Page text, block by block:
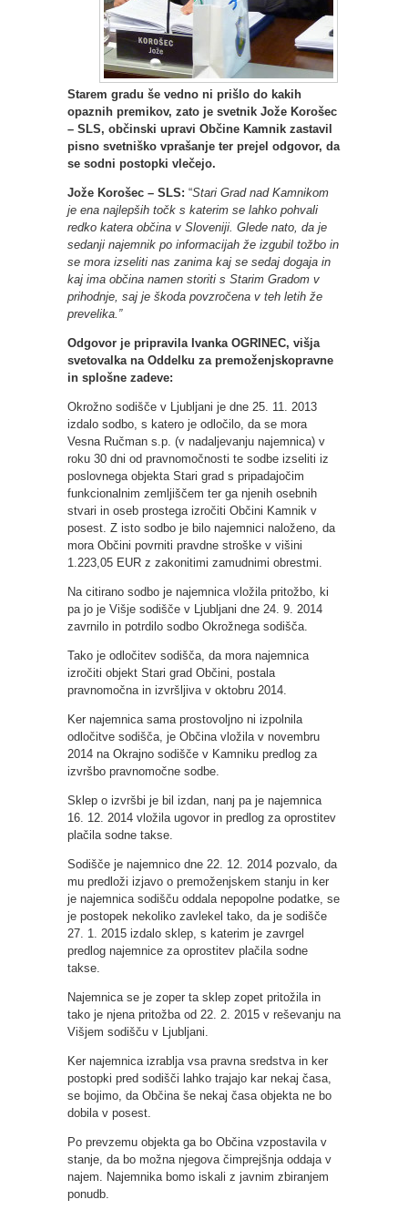
Starem gradu še vedno ni prišlo do kakih
opaznih premikov, zato je svetnik Jože Korošec
– SLS, občinski upravi Občine Kamnik zastavil
pisno svetniško vprašanje ter prejel odgovor, da
se sodni postopki vlečejo.
Jože Korošec – SLS: “Stari Grad nad Kamnikom
je ena najlepših točk s katerim se lahko pohvali
redko katera občina v Sloveniji. Glede nato, da je
sedanji najemnik po informacijah že izgubil tožbo in
se mora izseliti nas zanima kaj se sedaj dogaja in
kaj ima občina namen storiti s Starim Gradom v
prihodnje, saj je škoda povzročena v teh letih že
prevelika.”
Odgovor je pripravila Ivanka OGRINEC, višja
svetovalka na Oddelku za premoženjskopravne
in splošne zadeve:
Okrožno sodišče v Ljubljani je dne 25. 11. 2013
izdalo sodbo, s katero je odločilo, da se mora
Vesna Ručman s.p. (v nadaljevanju najemnica) v
roku 30 dni od pravnomočnosti te sodbe izseliti iz
poslovnega objekta Stari grad s pripadajočim
funkcionalnim zemljiščem ter ga njenih osebnih
stvari in oseb prostega izročiti Občini Kamnik v
posest. Z isto sodbo je bilo najemnici naloženo, da
mora Občini povrniti pravdne stroške v višini
1.223,05 EUR z zakonitimi zamudnimi obrestmi.
Na citirano sodbo je najemnica vložila pritožbo, ki
pa jo je Višje sodišče v Ljubljani dne 24. 9. 2014
zavrnilo in potrdilo sodbo Okrožnega sodišča.
Tako je odločitev sodišča, da mora najemnica
izročiti objekt Stari grad Občini, postala
pravnomočna in izvršljiva v oktobru 2014.
Ker najemnica sama prostovoljno ni izpolnila
odločitve sodišča, je Občina vložila v novembru
2014 na Okrajno sodišče v Kamniku predlog za
izvršbo pravnomočne sodbe.
Sklep o izvršbi je bil izdan, nanj pa je najemnica
16. 12. 2014 vložila ugovor in predlog za oprostitev
plačila sodne takse.
Sodišče je najemnico dne 22. 12. 2014 pozvalo, da
mu predloži izjavo o premoženjskem stanju in ker
je najemnica sodišču oddala nepopolne podatke, se
je postopek nekoliko zavlekel tako, da je sodišče
27. 1. 2015 izdalo sklep, s katerim je zavrgel
predlog najemnice za oprostitev plačila sodne
takse.
Najemnica se je zoper ta sklep zopet pritožila in
tako je njena pritožba od 22. 2. 2015 v reševanju na
Višjem sodišču v Ljubljani.
Ker najemnica izrablja vsa pravna sredstva in ker
postopki pred sodišči lahko trajajo kar nekaj časa,
se bojimo, da Občina še nekaj časa objekta ne bo
dobila v posest.
Po prevzemu objekta ga bo Občina vzpostavila v
stanje, da bo možna njegova čimprejšnja oddaja v
najem. Najemnika bomo iskali z javnim zbiranjem
ponudb.